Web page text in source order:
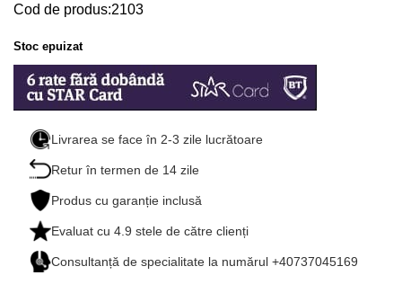
Cod de produs:2103
Stoc epuizat
Livrarea se face în 2-3 zile lucrătoare
Retur în termen de 14 zile
Produs cu garanție inclusă
Evaluat cu4.9 stele de către clienți
Consultanță de specialitate la numărul +40737045169